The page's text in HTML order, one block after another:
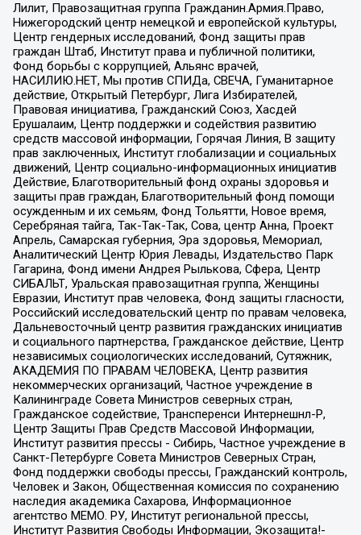
Лилит, Правозащитная группа Гражданин.Армия.Право,
Нижегородский центр немецкой и европейской культуры,
Центр гендерных исследований, Фонд защиты прав
граждан Штаб, Институт права и публичной политики,
Фонд борьбы с коррупцией, Альянс врачей,
НАСИЛИЮ.НЕТ, Мы против СПИДа, СВЕЧА, Гуманитарное
действие, Открытый Петербург, Лига Избирателей,
Правовая инициатива, Гражданский Союз, Хасдей
Ерушалаим, Центр поддержки и содействия развитию
средств массовой информации, Горячая Линия, В защиту
прав заключенных, Институт глобализации и социальных
движений, Центр социально-информационных инициатив
Действие, Благотворительный фонд охраны здоровья и
защиты прав граждан, Благотворительный фонд помощи
осужденным и их семьям, Фонд Тольятти, Новое время,
Серебряная тайга, Так-Так-Так, Сова, центр Анна, Проект
Апрель, Самарская губерния, Эра здоровья, Мемориал,
Аналитический Центр Юрия Левады, Издательство Парк
Гагарина, Фонд имени Андрея Рылькова, Сфера, Центр
СИБАЛЬТ, Уральская правозащитная группа, Женщины
Евразии, Институт прав человека, Фонд защиты гласности,
Российский исследовательский центр по правам человека,
Дальневосточный центр развития гражданских инициатив
и социального партнерства, Гражданское действие, Центр
независимых социологических исследований, Сутяжник,
АКАДЕМИЯ ПО ПРАВАМ ЧЕЛОВЕКА, Центр развития
некоммерческих организаций, Частное учреждение в
Калининграде Совета Министров северных стран,
Гражданское содействие, Трансперенси Интернешнл-Р,
Центр Защиты Прав Средств Массовой Информации,
Институт развития прессы - Сибирь, Частное учреждение в
Санкт-Петербурге Совета Министров Северных Стран,
Фонд поддержки свободы прессы, Гражданский контроль,
Человек и Закон, Общественная комиссия по сохранению
наследия академика Сахарова, Информационное
агентство МЕМО. РУ, Институт региональной прессы,
Институт Развития Свободы Информации, Экозащита!-